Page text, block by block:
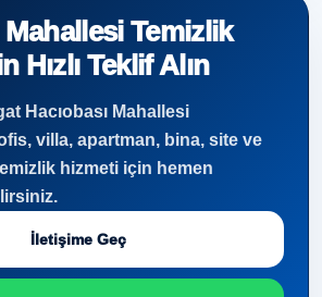
Mahallesi Temizlik
Hızlı Teklif Alın
Hacıobası Mahallesi
villa, apartman, bina, site ve
hizmeti için hemen
İletişime Geç